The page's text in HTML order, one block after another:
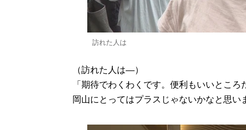
訪れた人は
（訪れた人は―）
「期待でわくわくです。便利もいいとこ
岡山にとってはプラスじゃないかなと思い